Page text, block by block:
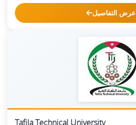
عرض التفاصيل
Tafila Technical University